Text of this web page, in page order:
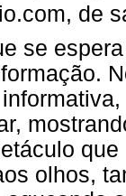
se
olhos,